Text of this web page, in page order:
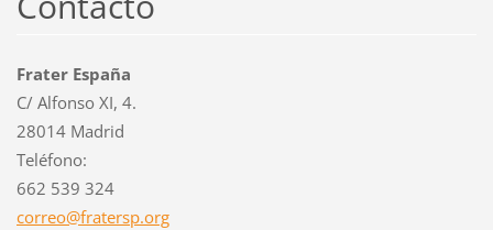
Frater España
C/ Alfonso XI, 4.
28014 Madrid
Teléfono:
662 539 324
correo@fratersp.org